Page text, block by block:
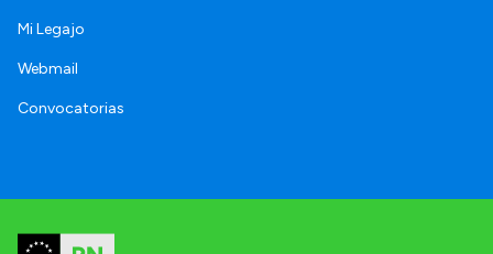
Mi Legajo
Webmail
Convocatorias